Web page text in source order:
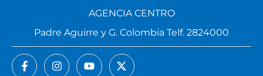
AGENCIA CENTRO
Padre Aguirre y G. Colombia Telf. 2824000